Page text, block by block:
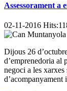
Assessorament a
02-11-2016
Dijous 26
d’emprenedoria
negoci a les
d’acompanyament